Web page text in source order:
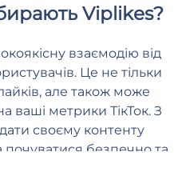
Viplikes?
взаємодію від
Це не тільки
але також може
ваші метрики ТікТок. З
своєму контенту
почуватися безпечно та